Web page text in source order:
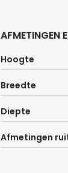
AFMETINGEN
Hoogte
Breedte
Diepte
Afmetingen